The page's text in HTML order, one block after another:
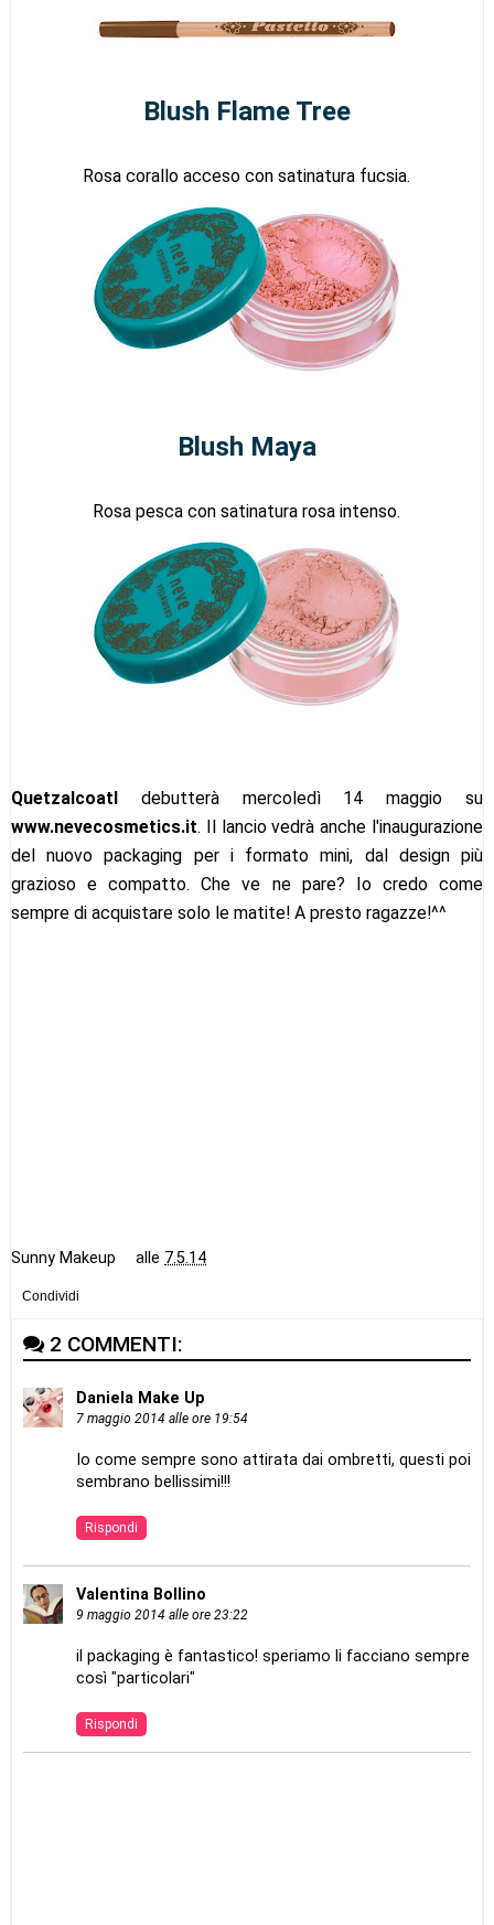
Blush Flame Tree
Rosa corallo acceso con satinatura fucsia.
Blush Maya
Rosa pesca con satinatura rosa intenso.
Quetzalcoatl
debutterà mercoledì 14 maggio su
www.nevecosmetics.it. Il lancio vedrà anche l'inaugurazione
del nuovo packaging per i formato mini, dal design più
grazioso e compatto. Che ve ne pare? Io credo come
sempre di acquistare solo le matite! A presto ragazze!^^
Sunny Makeup alle 7.5.14
Condividi
2 COMMENTI:
Daniela Make Up
7 maggio 2014 alle ore 19:54
Io come sempre sono attirata dai ombretti, questi poi
sembrano bellissimi!!!
Rispondi
Valentina Bollino
9 maggio 2014 alle ore 23:22
il packaging è fantastico! speriamo li facciano sempre
così "particolari"
Rispondi